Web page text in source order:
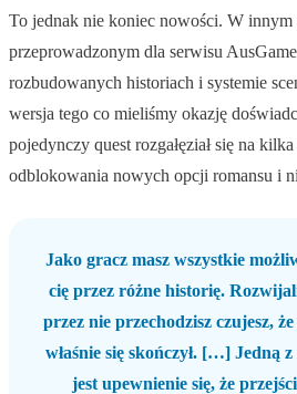
To jednak nie koniec nowości. W
przeprowadzonym dla serwisu
rozbudowanych historiach i systemie
wersja tego co mieliśmy okazję
pojedynczy quest rozgałęział się na
odblokowania nowych opcji romansu i
Jako gracz masz wszystkie
cię przez różne historię.
przez nie przechodzisz czujesz,
właśnie się skończył. […] Jedną
jest upewnienie się, że